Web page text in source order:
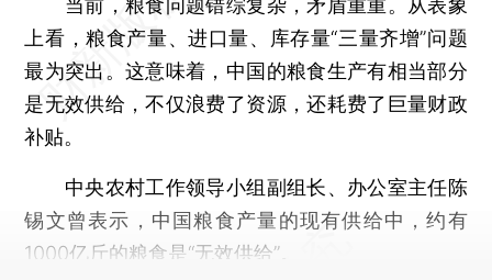
当前，粮食问题错综复杂，矛盾重重。从表象
上看，粮食产量、进口量、库存量“三量齐增”问题
最为突出。这意味着，中国的粮食生产有相当部分
是无效供给，不仅浪费了资源，还耗费了巨量财政
补贴。
中央农村工作领导小组副组长、办公室主任陈
锡文曾表示，中国粮食产量的现有供给中，约有
1000亿斤的粮食是“无效供给”。